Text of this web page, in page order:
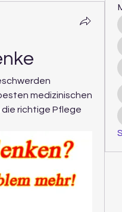
medizinischen
richtige Pflege